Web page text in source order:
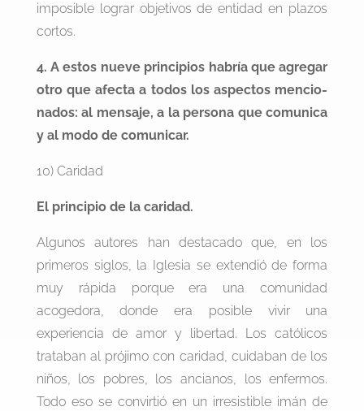
imposible lograr objetivos de entidad en plazos
cortos.
4. A estos nueve principios habría que agregar
otro que afecta a todos los aspectos mencio-
nados: al mensaje, a la persona que comunica
y al modo de comunicar.
10) Caridad
El principio de la caridad.
Algunos autores han destacado que, en los
primeros siglos, la Iglesia se extendió de forma
muy rápida porque era una comunidad
acogedora, donde era posible vivir una
experiencia de amor y libertad. Los católicos
trataban al prójimo con caridad, cuidaban de los
niños, los pobres, los ancianos, los enfermos.
Todo eso se convirtió en un irresistible imán de